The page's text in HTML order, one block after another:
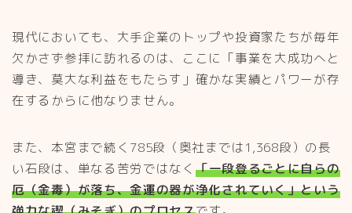
現代においても、大手企業のトップや投資家たちが毎年
欠かさず参拝に訪れるのは、ここに「事業を大成功へと
導き、莫大な利益をもたらす」確かな実績とパワーが存
在するからに他なりません。
また、本宮まで続く785段（奥社までは1,368段）の長
い石段は、単なる苦労ではなく 「一段登るごとに自らの
厄（金毒）が落ち、金運の器が浄化されていく」という